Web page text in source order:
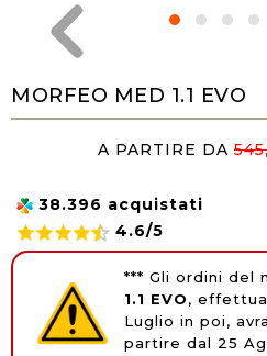
MORFEO MED 1.1 EVO
A PARTIRE DA
38.396 acquistati
4.6/5
*** Gli ordini del
1.1 EVO,
Luglio in poi,
partire dal 25